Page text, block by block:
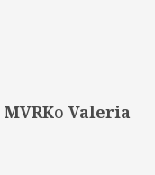
MVRKo Valeria